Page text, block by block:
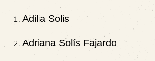
Adilia Solis
Adriana Solís Fajardo